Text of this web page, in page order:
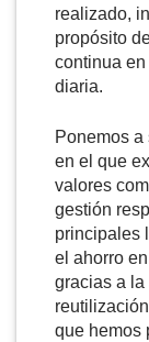
realizado,
propósito
continua
diaria.
Ponemos
en el que
valores
gestión
principales
el ahorro
gracias a la
que hemos